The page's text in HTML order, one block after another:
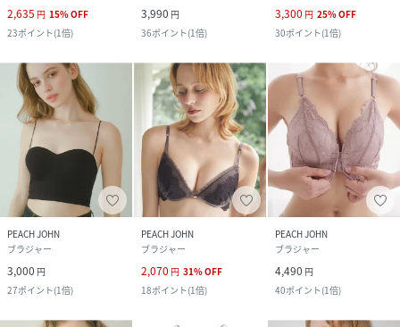
2,635 円 15%OFF
23ポイント(1倍)
3,990 円
36ポイント(1倍)
3,300 円 25%OFF
30ポイント(1倍)
PEACH JOHN
ブラジャー
3,000 円
27ポイント(1倍)
PEACH JOHN
ブラジャー
2,070 円 31%OFF
18ポイント(1倍)
PEACH JOHN
ブラジャー
4,490 円
40ポイント(1倍)